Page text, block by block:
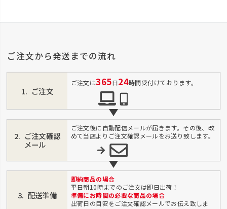
ご注文から発送までの流れ
ご注文
ご注文は365日24時間受付けております。
ご注文確認
メール
ご注文後に自動配信メールが届きます。その後、改
めて当店よりご注文確認メールをお送り致します。
配送準備
即納商品の場合
平日朝10時までのご注文は即日出荷！
準備にお時間の必要な商品の場合
出荷日の目安をご注文確認メールでお伝え致しま